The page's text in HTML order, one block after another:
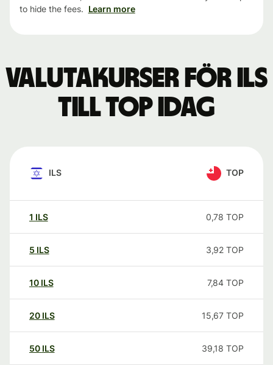
to hide the fees. Learn more
Valutakurser för ILS
till TOP idag
ILS TOP
1 ILS 0,78 TOP
5 ILS 3,92 TOP
10 ILS 7,84 TOP
20 ILS 15,67 TOP
50 ILS 39,18 TOP